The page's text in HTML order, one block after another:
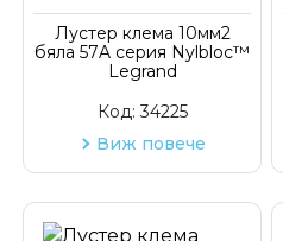
Лустер клема 10мм2
бяла 57A серия Nylbloc™
Legrand
Код:34225
Виж повече